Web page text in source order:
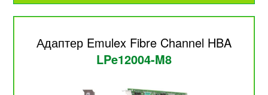
Адаптер Emulex Fibre Channel HBA
LPe12004-M8